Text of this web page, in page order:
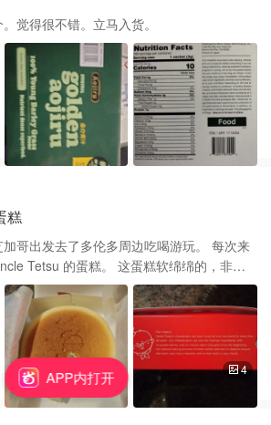
觉得很不错。立马入货。
糕
出发去了多伦多周边吃喝游玩。 每次来
Tetsu 的蛋糕。 这蛋糕软绵绵的，非常
的日本芝士蛋
多只要$15CAD. 不收税。超便宜。
4
APP内打开